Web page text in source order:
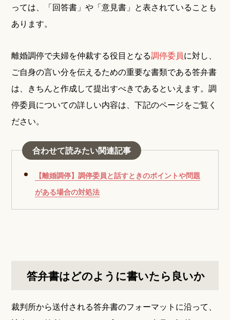
っては、「回答書」や「意見書」と表されていることも
あります。
離婚調停で夫婦を仲裁する役目となる調停委員に対し、
ご自身の言い分を伝えるための重要な書類である答弁書
は、きちんと作成して提出すべきであるといえます。調
停委員についての詳しい内容は、下記のページをご覧く
ださい。
合わせて読みたい関連記事
【離婚調停】調停委員と話すときのポイントや問題
がある場合の対処法
答弁書はどのように書いたら良いか
裁判所から送付される答弁書のフォーマットに沿って、